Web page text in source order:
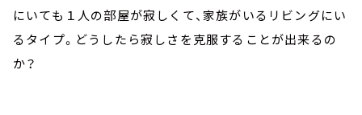
にいても１人の部屋が寂しくて、家族がいるリビングにい
るタイプ。どうしたら寂しさを克服することが出来るの
か？